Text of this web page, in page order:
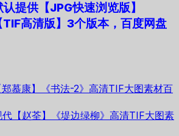
提供【JPG快速浏览版】
TIF高清版】3个版本，百度网盘
慕康】《书法-2》高清TIF大图素材百
代【赵荃】《堤边绿柳》高清TIF大图素